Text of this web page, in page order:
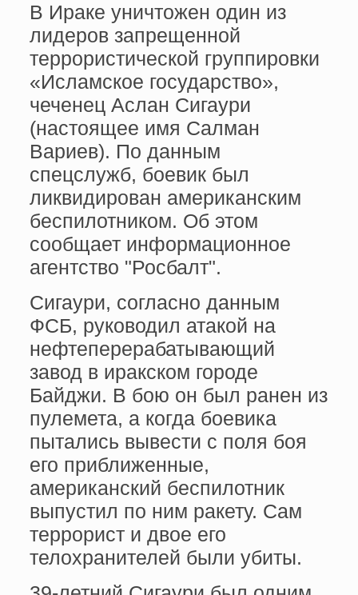
В Ираке уничтожен один из
лидеров запрещенной
террористической группировки
«Исламское государство»,
чеченец Аслан Сигаури
(настоящее имя Салман
Вариев). По данным
спецслужб, боевик был
ликвидирован американским
беспилотником. Об этом
сообщает информационное
агентство "Росбалт".
Сигаури, согласно данным
ФСБ, руководил атакой на
нефтеперерабатывающий
завод в иракском городе
Байджи. В бою он был ранен из
пулемета, а когда боевика
пытались вывести с поля боя
его приближенные,
американский беспилотник
выпустил по ним ракету. Сам
террорист и двое его
телохранителей были убиты.